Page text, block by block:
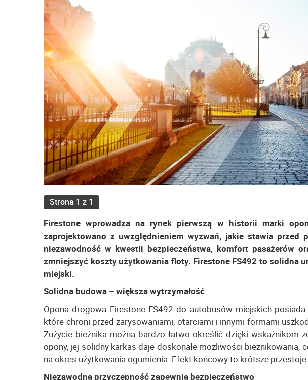
Strona 1 z 1
Firestone wprowadza na rynek pierwszą w historii marki
zaprojektowano z uwzględnieniem wyzwań, jakie stawia
niezawodność w kwestii bezpieczeństwa, komfort pasażerów
zmniejszyć koszty użytkowania floty. Firestone FS492 to solidna
miejski.
Solidna budowa – większa wytrzymałość
Opona drogowa Firestone FS492 do autobusów miejskich
które chroni przed zarysowaniami, otarciami i innymi formami
Zużycie bieżnika można bardzo łatwo określić dzięki wskaźnikom
opony, jej solidny karkas daje doskonałe możliwości bieżnikowania,
na okres użytkowania ogumienia. Efekt końcowy to krótsze
Niezawodna przyczepność zapewnia bezpieczeństwo